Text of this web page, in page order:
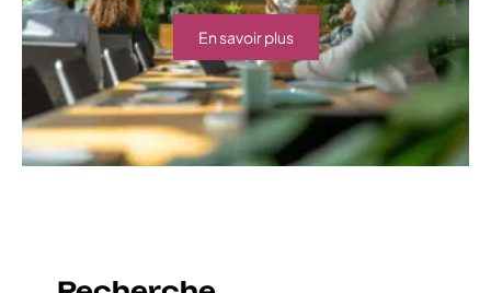
En savoir plus